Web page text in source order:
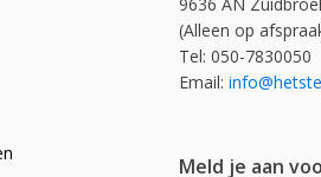
(Alleen op
Tel: 050-7830050
Email:
Meld je aan